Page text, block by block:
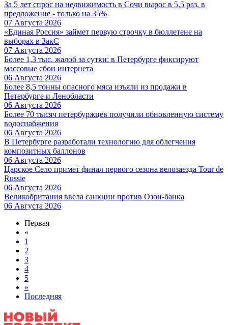
За 5 лет спрос на недвижимость в Сочи вырос в 5,5 раз, в
предложение - только на 35%
07 Августа 2026
«Единая Россия» займет первую строчку в бюллетене на
выборах в ЗакС
07 Августа 2026
Более 1,3 тыс. жалоб за сутки: в Петербурге фиксируют
массовые сбои интернета
06 Августа 2026
Более 8,5 тонны опасного мяса изъяли из продажи в
Петербурге и Ленобласти
06 Августа 2026
Более 70 тысяч петербуржцев получили обновленную систему
водоснабжения
06 Августа 2026
В Петербурге разработали технологию для облегчения
композитных баллонов
06 Августа 2026
Царское Село примет финал первого сезона велозаезда Tour de
Russie
06 Августа 2026
Великобритания ввела санкции против Озон-банка
06 Августа 2026
Первая
«
1
2
3
4
5
»
Последняя